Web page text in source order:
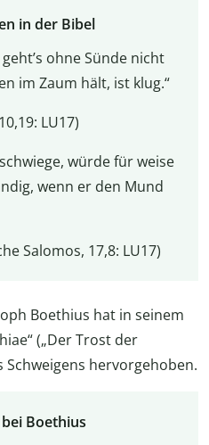
in der Bibel
ohne Sünde nicht
im Zaum hält, ist klug.“
LU17)
würde für weise
wenn er den Mund
Salomos, 17,8: LU17)
Boethius hat in seinem
(„Der Trost der
Schweigens hervorgehoben.
Boethius